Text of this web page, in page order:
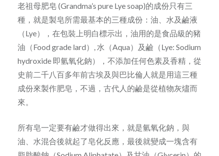
老祖母肥皂 (Grandma’s pure Lye soap)的成份只有三
種，就是製皂所需最基本的三種成份：油、水及鹼液
（Lye），在包裝上明白標示出，油用的是食品級的豬
油（Food grade lard）, 水（Aqua）及鹼（Lye: Sodium
hydroxide 即氫氧化鈉），不添加任何色素及香精，從
史前二千八百多年前古埃及與巴比倫人就是用這三種
成份來製作肥皂，不過，古代人的鹼是從植物灰燼而
來。
所有皂一定要有鹼才做得出來，就是氫氧化鈉，與
油、水混合後就起了皂化反應，最後就變成一塊含有